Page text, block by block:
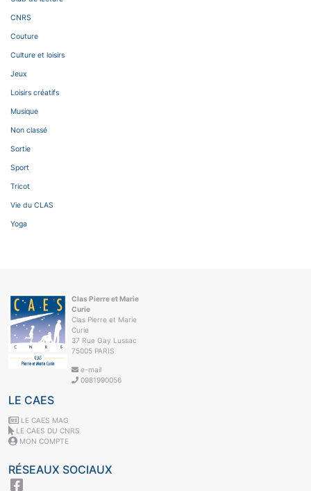
CNRS
Couture
Culture et loisirs
Jeux
Loisirs créatifs
Musique
Non classé
Sortie
Sport
Tricot
Vie du CLAS
Yoga
Clas Pierre et Marie
Curie
Clas Pierre et Marie
Curie
37 Rue Gay Lussac
75005 PARIS
e-mail
0981990056
LE CAES
LE CAES MAG
LE CAES DU CNRS
MON COMPTE
RÉSEAUX SOCIAUX